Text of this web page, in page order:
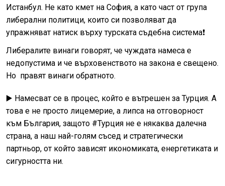
Истанбул. Не като кмет на София, а като част от група
либерални политици, които си позволяват да
упражняват натиск върху турската съдебна система❗
Либералите винаги говорят, че чуждата намеса е
недопустима и че върховенството на закона е свещено.
Но правят винаги обратното.
▶️ Намесват се в процес, който е вътрешен за Турция. А
това е не просто лицемерие, а липса на отговорност
към България, защото #Турция не е някаква далечна
страна, а наш най-голям съсед и стратегически
партньор, от който зависят икономиката, енергетиката и
сигурността ни.